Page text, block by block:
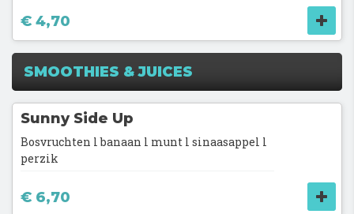
€ 4,70
SMOOTHIES & JUICES
Sunny Side Up
Bosvruchten l banaan l munt l sinaasappel l
perzik
€ 6,70